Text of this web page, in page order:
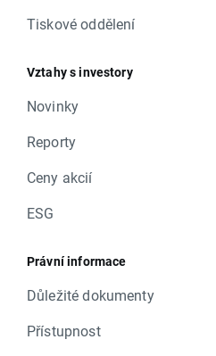
Tiskové oddělení
Vztahy s investory
Novinky
Reporty
Ceny akcií
ESG
Právní informace
Důležité dokumenty
Přístupnost